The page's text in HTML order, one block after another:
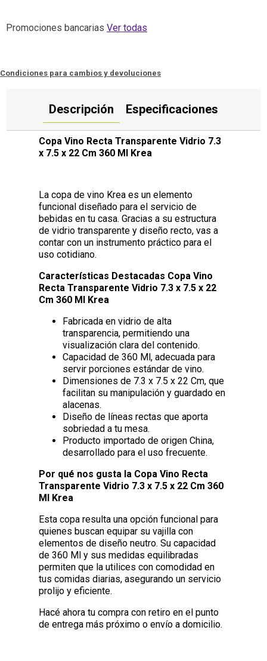
Promociones bancarias Ver todas
Condiciones para cambios y devoluciones
Descripción Especificaciones
Copa Vino Recta Transparente Vidrio 7.3
x 7.5 x 22 Cm 360 Ml Krea
La copa de vino Krea es un elemento
funcional diseñado para el servicio de
bebidas en tu casa. Gracias a su estructura
de vidrio transparente y diseño recto, vas a
contar con un instrumento práctico para el
uso cotidiano.
Características Destacadas Copa Vino
Recta Transparente Vidrio 7.3 x 7.5 x 22
Cm 360 Ml Krea
Fabricada en vidrio de alta
transparencia, permitiendo una
visualización clara del contenido.
Capacidad de 360 Ml, adecuada para
servir porciones estándar de vino.
Dimensiones de 7.3 x 7.5 x 22 Cm, que
facilitan su manipulación y guardado en
alacenas.
Diseño de líneas rectas que aporta
sobriedad a tu mesa.
Producto importado de origen China,
desarrollado para el uso frecuente.
Por qué nos gusta la Copa Vino Recta
Transparente Vidrio 7.3 x 7.5 x 22 Cm 360
Ml Krea
Esta copa resulta una opción funcional para
quienes buscan equipar su vajilla con
elementos de diseño neutro. Su capacidad
de 360 Ml y sus medidas equilibradas
permiten que la utilices con comodidad en
tus comidas diarias, asegurando un servicio
prolijo y eficiente.
Hacé ahora tu compra con retiro en el punto
de entrega más próximo o envío a domicilio.